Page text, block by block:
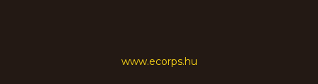
www.ecorps.hu